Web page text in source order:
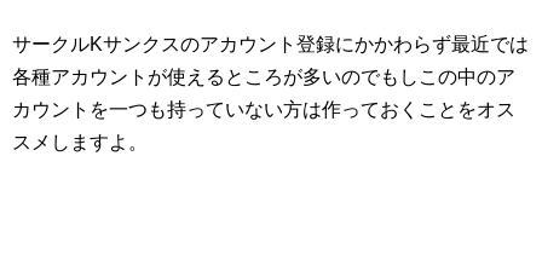
サークルKサンクスのアカウント登録にかかわらず最近では
各種アカウントが使えるところが多いのでもしこの中のア
カウントを一つも持っていない方は作っておくことをオス
スメしますよ。